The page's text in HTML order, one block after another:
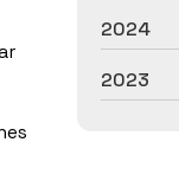
2024
2023